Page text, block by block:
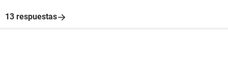
13 respuestas